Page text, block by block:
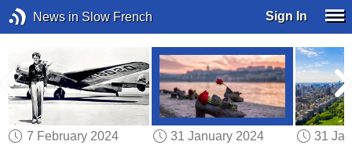
News in Slow French Sign In
7 February 2024
31 January 2024
31